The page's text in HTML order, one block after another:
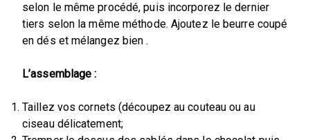
selon le même procédé, puis incorporez le dernier
tiers selon la même méthode. Ajoutez le beurre coupé
en dés et mélangez bien .
L’assemblage :
Taillez vos cornets (découpez au couteau ou au
ciseau délicatement;